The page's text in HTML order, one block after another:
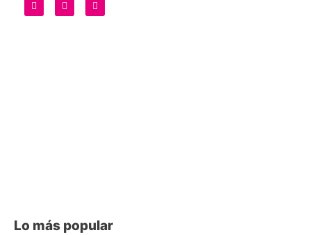
Lo más popular